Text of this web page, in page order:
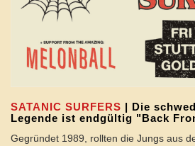
SATANIC SURFERS | Die
Legende ist endgültig "Back
Gegründet 1989, rollten die Jungs aus